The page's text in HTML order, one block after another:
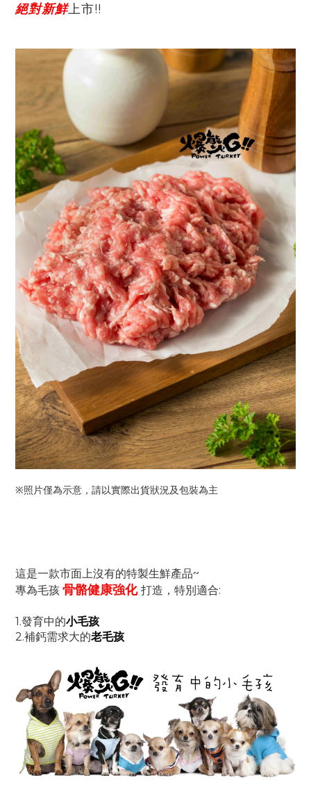
絕對新鮮上市!!
※照片僅為示意，請以實際出貨狀況及包裝為主
這是一款市面上沒有的特製生鮮產品~
專為毛孩 骨骼健康強化 打造，特別適合:
1.發育中的小毛孩
2.補鈣需求大的老毛孩